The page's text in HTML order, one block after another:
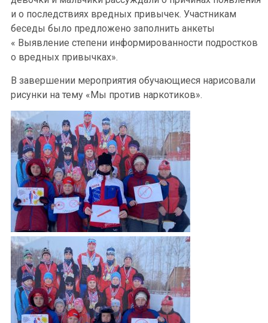
и о последствиях вредных привычек. Участникам
беседы было предложено заполнить анкеты
« Выявление степени информированности подростков
о вредных привычках».
В завершении мероприятия обучающиеся нарисовали
рисунки на тему «Мы против наркотиков».